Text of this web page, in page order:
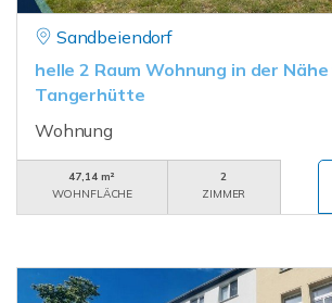
Sandbeiendorf
helle 2 Raum Wohnung in der Nähe
Tangerhütte
Wohnung
47,14 m²
WOHNFLÄCHE
2
ZIMMER